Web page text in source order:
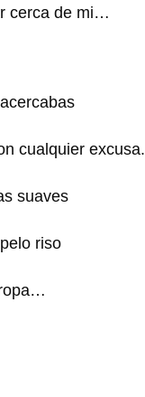
cerca de mi…
cualquier excusa.
suaves
riso